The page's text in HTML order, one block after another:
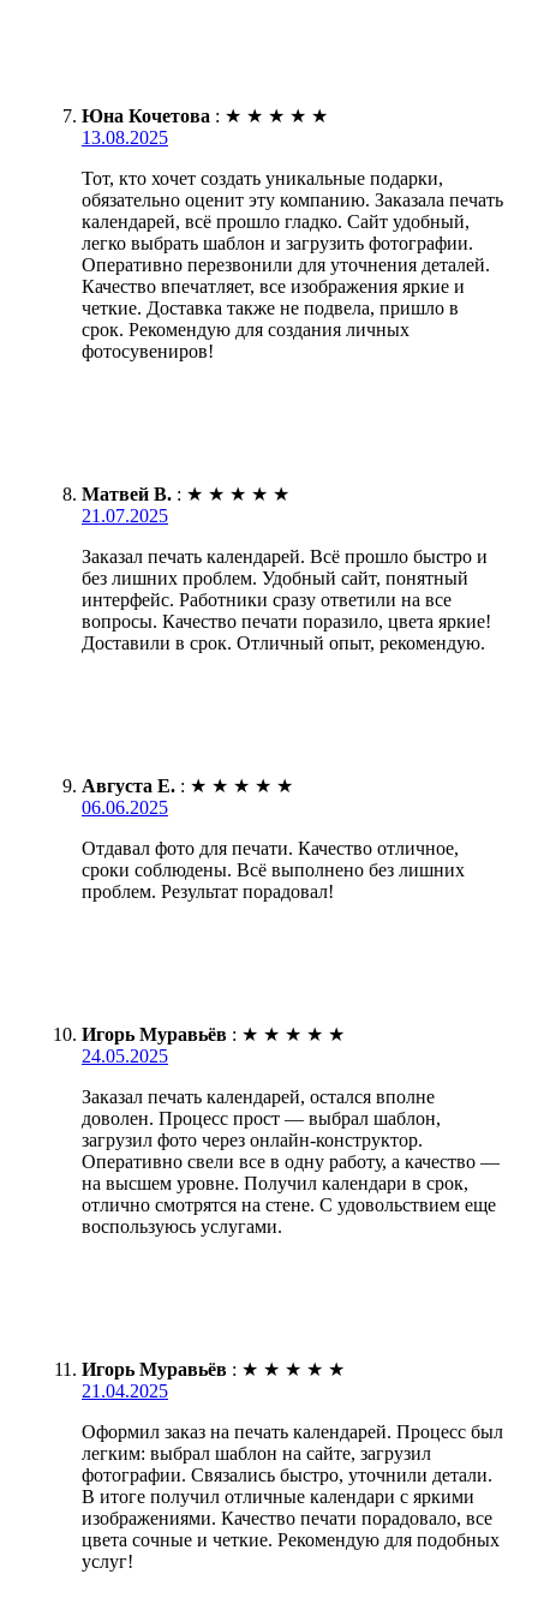
Юна Кочетова : ★ ★ ★ ★ ★
13.08.2025
Тот, кто хочет создать уникальные подарки,
обязательно оценит эту компанию. Заказала печать
календарей, всё прошло гладко. Сайт удобный,
легко выбрать шаблон и загрузить фотографии.
Оперативно перезвонили для уточнения деталей.
Качество впечатляет, все изображения яркие и
четкие. Доставка также не подвела, пришло в
срок. Рекомендую для создания личных
фотосувениров!
Матвей В. : ★ ★ ★ ★ ★
21.07.2025
Заказал печать календарей. Всё прошло быстро и
без лишних проблем. Удобный сайт, понятный
интерфейс. Работники сразу ответили на все
вопросы. Качество печати поразило, цвета яркие!
Доставили в срок. Отличный опыт, рекомендую.
Августа Е. : ★ ★ ★ ★ ★
06.06.2025
Отдавал фото для печати. Качество отличное,
сроки соблюдены. Всё выполнено без лишних
проблем. Результат порадовал!
Игорь Муравьёв : ★ ★ ★ ★ ★
24.05.2025
Заказал печать календарей, остался вполне
доволен. Процесс прост — выбрал шаблон,
загрузил фото через онлайн-конструктор.
Оперативно свели все в одну работу, а качество —
на высшем уровне. Получил календари в срок,
отлично смотрятся на стене. С удовольствием еще
воспользуюсь услугами.
Игорь Муравьёв : ★ ★ ★ ★ ★
21.04.2025
Оформил заказ на печать календарей. Процесс был
легким: выбрал шаблон на сайте, загрузил
фотографии. Связались быстро, уточнили детали.
В итоге получил отличные календари с яркими
изображениями. Качество печати порадовало, все
цвета сочные и четкие. Рекомендую для подобных
услуг!